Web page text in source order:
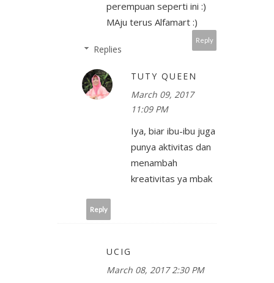
perempuan seperti ini :)
MAju terus Alfamart :)
Reply
Replies
TUTY QUEEN
March 09, 2017
11:09 PM
Iya, biar ibu-ibu juga
punya aktivitas dan
menambah
kreativitas ya mbak
Reply
UCIG
March 08, 2017 2:30 PM